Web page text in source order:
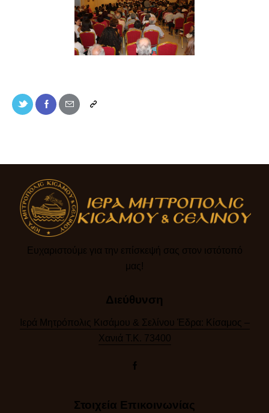
Ευχαριστούμε για την επίσκεψή σας στον ιστότοπό
μας!​
Διεύθυνση
Ιερά Μητρόπολις Κισάμου & Σελίνου Έδρα: Κίσαμος –
Χανιά Τ.Κ. 73400
Στοιχεία Επικοινωνίας